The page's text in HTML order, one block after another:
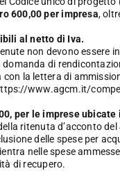
600,00 per impresa,
al netto di Iva.
non devono essere
di
con la lettera di
www.agcm.it/
per le imprese
ritenuta d’acconto del
delle spese per
nelle spese
di recupero.